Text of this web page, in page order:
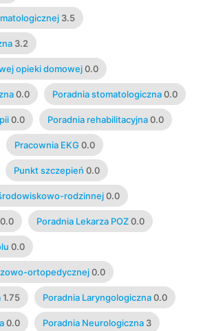
3.5
3.2
opieki domowej 0.0
0.0 Poradnia stomatologiczna 0.0
0.0 Poradnia rehabilitacyjna 0.0
Pracownia EKG 0.0
Punkt szczepień 0.0
rodzinnej 0.0
0.0 Poradnia Lekarza POZ 0.0
0.0
ortopedycznej 0.0
1.75 Poradnia Laryngologiczna 0.0
0.0 Poradnia Neurologiczna 3